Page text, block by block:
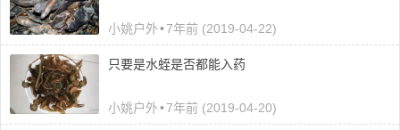
小姚户外•7年前 (2019-04-22)
只要是水蛭是否都能入药
小姚户外•7年前 (2019-04-20)